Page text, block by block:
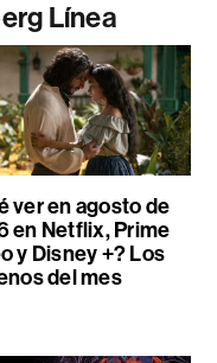
Línea
ver en agosto de
en Netflix, Prime
y Disney +? Los
del mes